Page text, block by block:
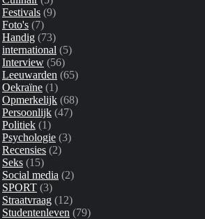
Festivals (9)
Foto's (7)
Handig (73)
international (5)
Interview (56)
Leeuwarden (65)
Oekraïne (1)
Opmerkelijk (68)
Persoonlijk (47)
Politiek (1)
Psychologie (3)
Recensies (2)
Seks (15)
Social media (2)
SPORT (3)
Straatvraag (12)
Studentenleven (79)